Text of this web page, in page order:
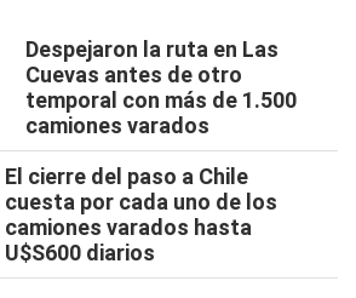
Despejaron la ruta en Las
Cuevas antes de otro
temporal con más de 1.500
camiones varados
El cierre del paso a Chile
cuesta por cada uno de los
camiones varados hasta
U$S600 diarios